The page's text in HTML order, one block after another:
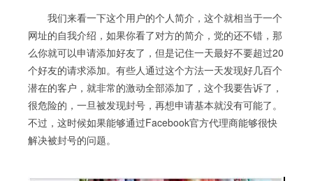
我们来看一下这个用户的个人简介，这个就相当于一个
网址的自我介绍，如果你看了对方的简介，觉的还不错，那
么你就可以申请添加好友了，但是记住一天最好不要超过20
个好友的请求添加。有些人通过这个方法一天发现好几百个
潜在的客户，就非常的激动全部添加了，这个我要告诉了，
很危险的，一旦被发现封号，再想申请基本就没有可能了。
不过，这时候如果能够通过Facebook官方代理商能够很快
解决被封号的问题。